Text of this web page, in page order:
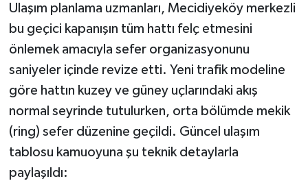
Ulaşım planlama uzmanları, Mecidiyeköy merkezli
bu geçici kapanışın tüm hattı felç etmesini
önlemek amacıyla sefer organizasyonunu
saniyeler içinde revize etti. Yeni trafik modeline
göre hattın kuzey ve güney uçlarındaki akış
normal seyrinde tutulurken, orta bölümde mekik
(ring) sefer düzenine geçildi. Güncel ulaşım
tablosu kamuoyuna şu teknik detaylarla
paylaşıldı: